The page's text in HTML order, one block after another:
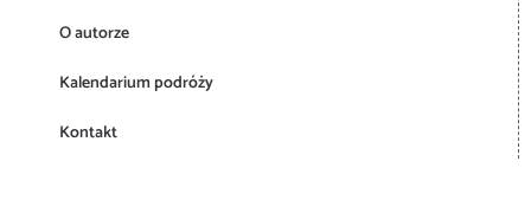
O autorze
Kalendarium podróży
Kontakt